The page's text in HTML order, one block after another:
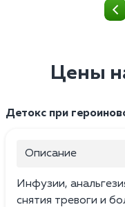
Цены
Детокс при
Описание
Инфузии,
снятия тревоги и